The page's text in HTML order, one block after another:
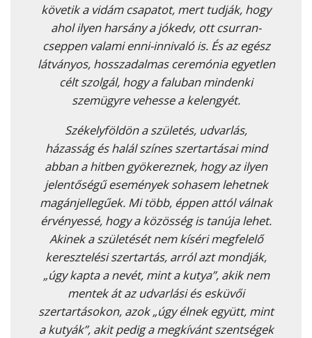
követik a vidám csapatot, mert tudják, hogy
ahol ilyen harsány a jókedv, ott csurran-
cseppen valami enni-innivaló is. És az egész
látványos, hosszadalmas ceremónia egyetlen
célt szolgál, hogy a faluban mindenki
szemügyre vehesse a kelengyét.
Székelyföldön a születés, udvarlás,
házasság és halál színes szertartásai mind
abban a hitben gyökereznek, hogy az ilyen
jelentőségű események sohasem lehetnek
magánjellegűek. Mi több, éppen attól válnak
érvényessé, hogy a közösség is tanúja lehet.
Akinek a születését nem kíséri megfelelő
keresztelési szertartás, arról azt mondják,
„úgy kapta a nevét, mint a kutya”, akik nem
mentek át az udvarlási és esküvői
szertartásokon, azok „úgy élnek együtt, mint
a kutyák”, akit pedig a megkívánt szentségek